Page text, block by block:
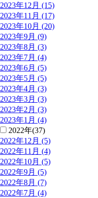
2023年12月 (15)
2023年11月 (17)
2023年10月 (20)
2023年9月 (9)
2023年8月 (3)
2023年7月 (4)
2023年6月 (5)
2023年5月 (5)
2023年4月 (3)
2023年3月 (3)
2023年2月 (3)
2023年1月 (4)
2022年(37)
2022年12月 (5)
2022年11月 (4)
2022年10月 (5)
2022年9月 (5)
2022年8月 (7)
2022年7月 (4)